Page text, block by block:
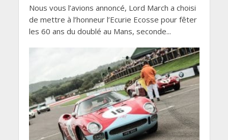
Nous vous l’avions annoncé, Lord March a choisi
de mettre à l’honneur l’Ecurie Ecosse pour fêter
les 60 ans du doublé au Mans, seconde...